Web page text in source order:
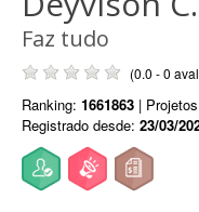
Faz tudo
(0.0 - 0
Ranking: 1661863 |
Registrado desde: 23/03/